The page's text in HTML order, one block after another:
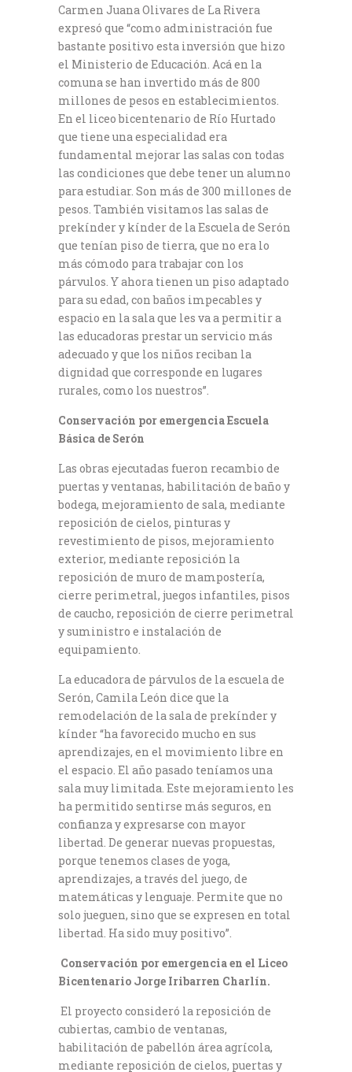
Carmen Juana Olivares de La Rivera
expresó que “como administración fue
bastante positivo esta inversión que hizo
el Ministerio de Educación. Acá en la
comuna se han invertido más de 800
millones de pesos en establecimientos.
En el liceo bicentenario de Río Hurtado
que tiene una especialidad era
fundamental mejorar las salas con todas
las condiciones que debe tener un alumno
para estudiar. Son más de 300 millones de
pesos. También visitamos las salas de
prekínder y kínder de la Escuela de Serón
que tenían piso de tierra, que no era lo
más cómodo para trabajar con los
párvulos. Y ahora tienen un piso adaptado
para su edad, con baños impecables y
espacio en la sala que les va a permitir a
las educadoras prestar un servicio más
adecuado y que los niños reciban la
dignidad que corresponde en lugares
rurales, como los nuestros”.
Conservación por emergencia Escuela
Básica de Serón
Las obras ejecutadas fueron recambio de
puertas y ventanas, habilitación de baño y
bodega, mejoramiento de sala, mediante
reposición de cielos, pinturas y
revestimiento de pisos, mejoramiento
exterior, mediante reposición la
reposición de muro de mampostería,
cierre perimetral, juegos infantiles, pisos
de caucho, reposición de cierre perimetral
y suministro e instalación de
equipamiento.
La educadora de párvulos de la escuela de
Serón, Camila León dice que la
remodelación de la sala de prekínder y
kínder “ha favorecido mucho en sus
aprendizajes, en el movimiento libre en
el espacio. El año pasado teníamos una
sala muy limitada. Este mejoramiento les
ha permitido sentirse más seguros, en
confianza y expresarse con mayor
libertad. De generar nuevas propuestas,
porque tenemos clases de yoga,
aprendizajes, a través del juego, de
matemáticas y lenguaje. Permite que no
solo jueguen, sino que se expresen en total
libertad. Ha sido muy positivo”.
Conservación por emergencia en el Liceo
Bicentenario Jorge Iribarren Charlín.
El proyecto consideró la reposición de
cubiertas, cambio de ventanas,
habilitación de pabellón área agrícola,
mediante reposición de cielos, puertas y